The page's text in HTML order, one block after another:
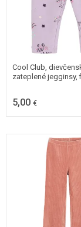
62
Cool Club,
zateplené jegginsy,
5,00 €